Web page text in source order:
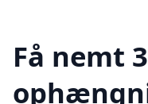
Få nemt